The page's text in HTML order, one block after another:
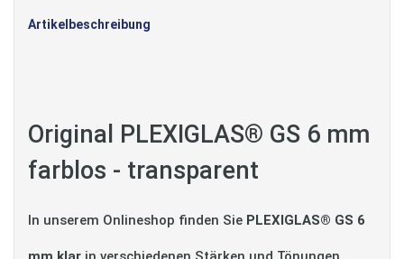
Artikelbeschreibung
Original PLEXIGLAS® GS 6 mm
farblos - transparent
In unserem Onlineshop finden Sie PLEXIGLAS® GS 6